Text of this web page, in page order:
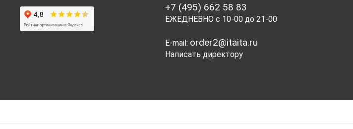
+7 (495) 662 58 83
ЕЖЕДНЕВНО с 10-00 до 21-00
E-mail: order2@itaita.ru
Написать директору